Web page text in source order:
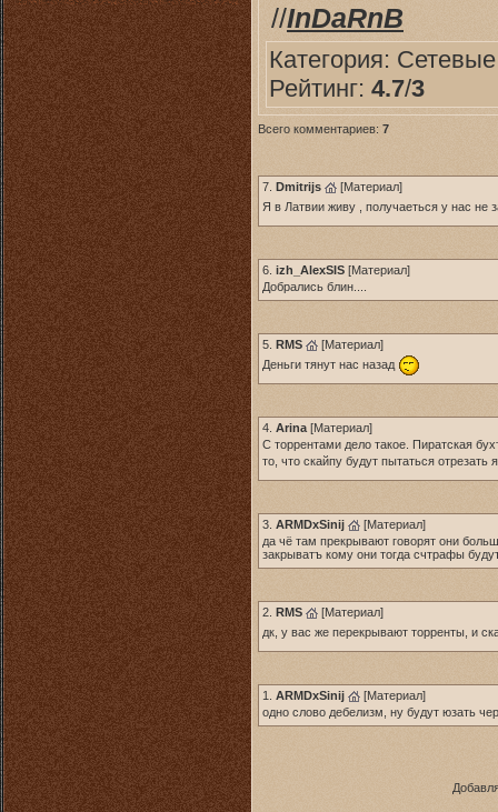
//InDaRnB
Категория:
Рейтинг: 4.7/3
Всего комментариев: 7
7. Dmitrijs [Материал]
Я в Латвии живу , получаеться у нас
6. izh_AlexSIS [Материал]
Добрались блин....
5. RMS [Материал]
Деньги тянут нас назад
4. Arina [Материал]
С торрентами дело такое. Пиратская
то, что скайпу будут пытаться
3. ARMDxSinij [Материал]
да чё там прекрывают говорят они
закрыватъ кому они тогда счтрафы
2. RMS [Материал]
дк, у вас же перекрывают торренты, и
1. ARMDxSinij [Материал]
одно слово дебелизм, ну будут юзать